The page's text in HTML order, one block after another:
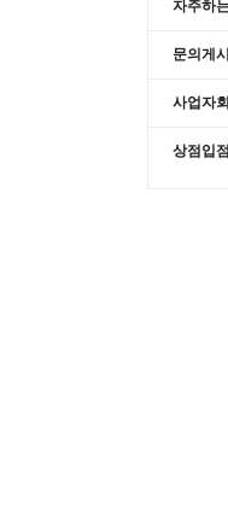
자주하
문의게
사업자
상점입